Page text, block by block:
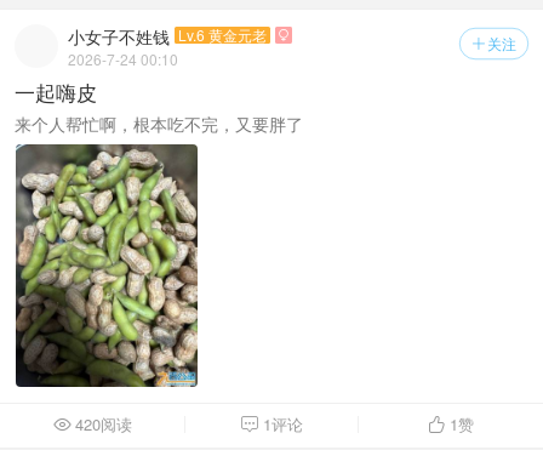
 关注
小女子不姓钱 Lv.6 黄金元老 
2026-7-24 00:10
一起嗨皮
来个人帮忙啊，根本吃不完，又要胖了
420阅读  1评论  1赞